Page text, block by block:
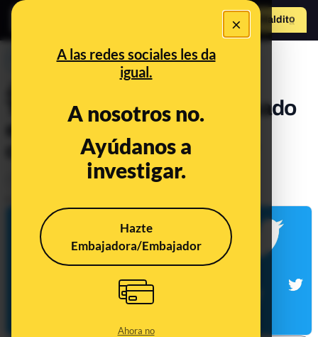
×
A las redes sociales les da
igual.
A nosotros no.
Ayúdanos a
investigar.
Hazte
Embajadora/Embajador
Ahora no
Hazte Maldito
PREBUNKING
¿Por qué el pájaro azul de
Twitter se ha metamorfoseado
en un perro y qué
consecuencias ha tenido?